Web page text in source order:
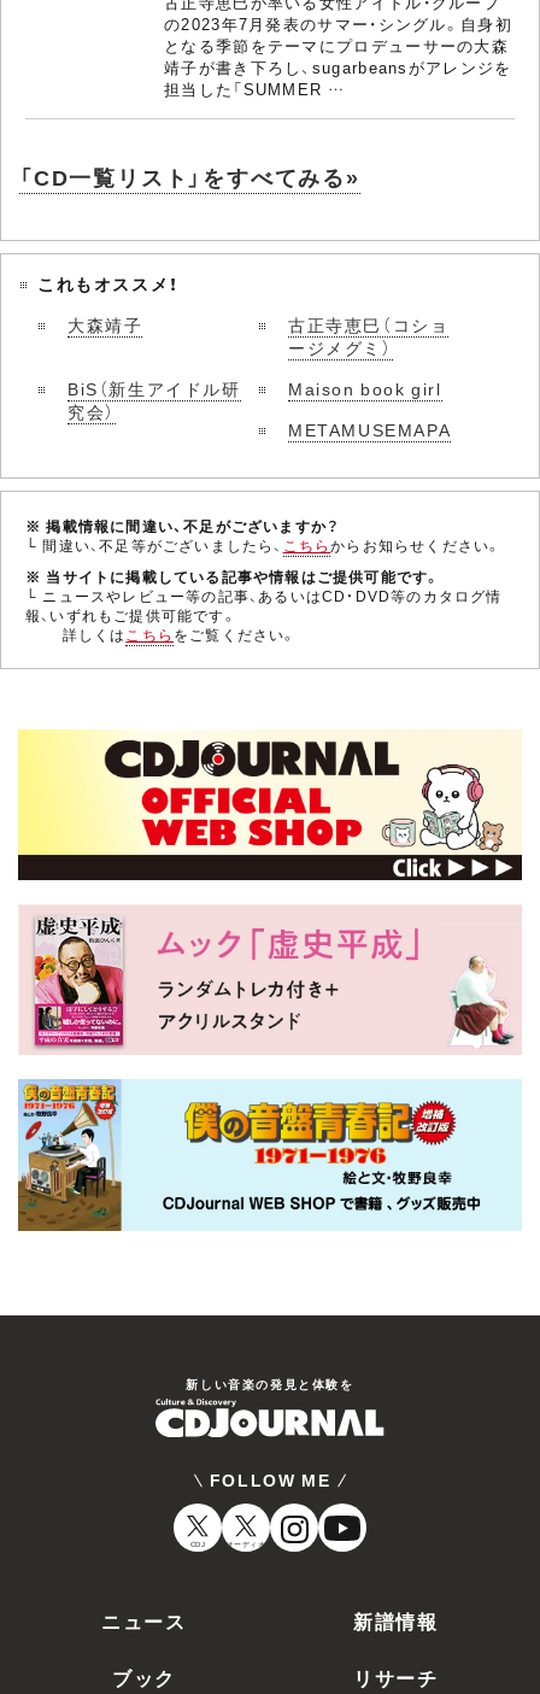
の2023年7月発表のサマー・シングル。自身初
となる季節をテーマにプロデューサーの大森
靖子が書き下ろし、sugarbeansがアレンジを
担当した「SUMMER …
「CD一覧リスト」をすべてみる»
これもオススメ！
大森靖子
古正寺恵巳（コショ
ージメグミ）
BiS（新生アイドル研
究会）
Maison book girl
METAMUSEMAPA
※ 掲載情報に間違い、不足がございますか？
└ 間違い、不足等がございましたら、 こちらからお知らせください。
※ 当サイトに掲載している記事や情報はご提供可能です。
└ ニュースやレビュー等の記事、あるいはCD・DVD等のカタログ情
報、いずれもご提供可能です。
詳しくは こちら をご覧ください。
新しい⾳楽の発⾒と体験を
FOLLOW ME
CDJ オーディオ
ニュース
新譜情報
ブック
リサーチ